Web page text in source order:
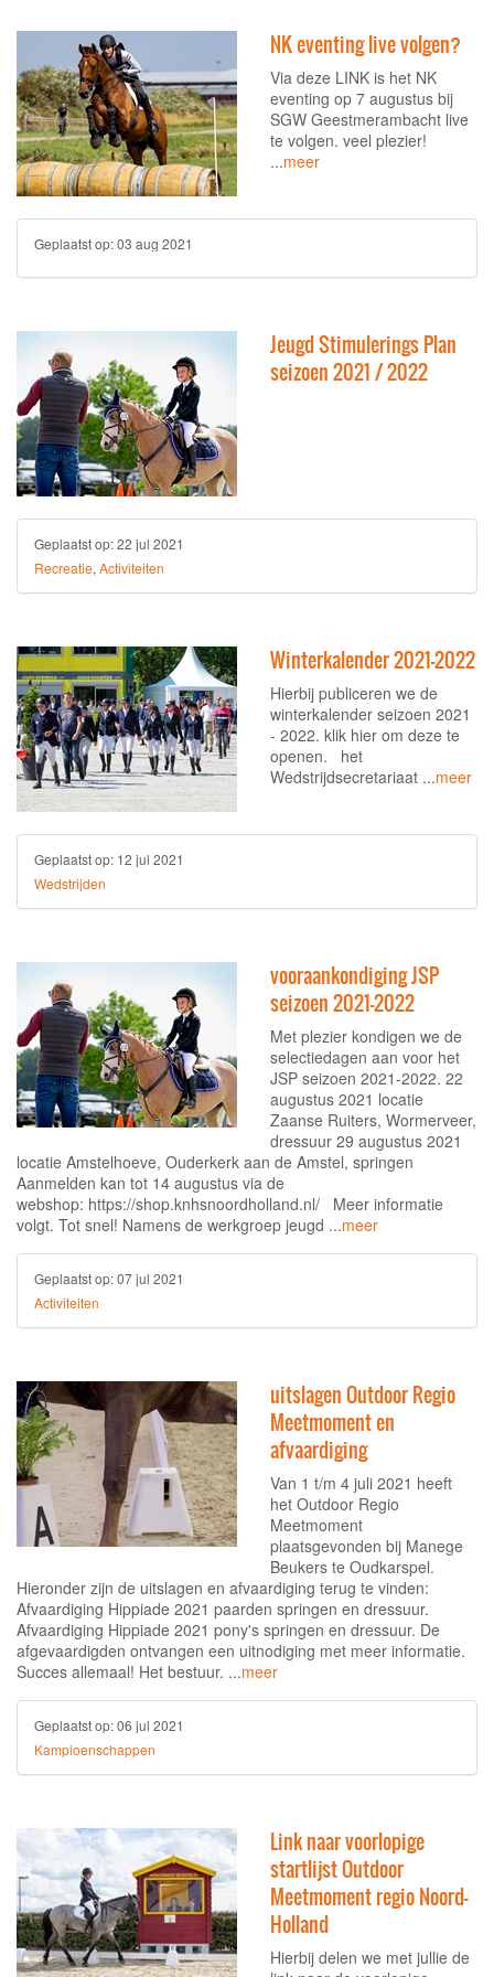
NK eventing live volgen?
Via deze LINK is het NK
eventing op 7 augustus bij
SGW Geestmerambacht live
te volgen. veel plezier!
...meer
Geplaatst op:03 aug 2021
Jeugd Stimulerings Plan
seizoen 2021 / 2022
Geplaatst op:22 jul 2021
Recreatie, Activiteiten
Winterkalender 2021-2022
Hierbij publiceren we de
winterkalender seizoen 2021
- 2022. klik hier om deze te
openen. het
Wedstrijdsecretariaat ...meer
Geplaatst op: 12 jul 2021
Wedstrijden
vooraankondiging JSP
seizoen 2021-2022
Met plezier kondigen we de
selectiedagen aan voor het
JSP seizoen 2021-2022. 22
augustus 2021 locatie
Zaanse Ruiters, Wormerveer,
dressuur 29 augustus 2021
locatie Amstelhoeve, Ouderkerk aan de Amstel, springen
Aanmelden kan tot 14 augustus via de
webshop: https://shop.knhsnoordholland.nl/ Meer informatie
volgt. Tot snel! Namens de werkgroep jeugd ...meer
Geplaatst op:07 jul 2021
Activiteiten
uitslagen Outdoor Regio
Meetmoment en
afvaardiging
Van 1 t/m 4 juli 2021 heeft
het Outdoor Regio
Meetmoment
plaatsgevonden bij Manege
Beukers te Oudkarspel.
Hieronder zijn de uitslagen en afvaardiging terug te vinden:
Afvaardiging Hippiade 2021 paarden springen en dressuur.
Afvaardiging Hippiade 2021 pony's springen en dressuur. De
afgevaardigden ontvangen een uitnodiging met meer informatie.
Succes allemaal! Het bestuur. ...meer
Geplaatst op:06 jul 2021
Kampioenschappen
Link naar voorlopige
startlijst Outdoor
Meetmoment regio Noord-
Holland
Hierbij delen we met jullie de